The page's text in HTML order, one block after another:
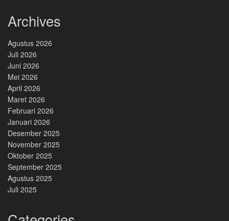
Archives
Agustus 2026
Juli 2026
Juni 2026
Mei 2026
April 2026
Maret 2026
Februari 2026
Januari 2026
Desember 2025
November 2025
Oktober 2025
September 2025
Agustus 2025
Juli 2025